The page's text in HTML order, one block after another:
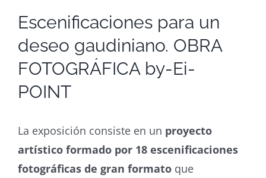
Escenificaciones para un
deseo gaudiniano. OBRA
FOTOGRÁFICA by-Ei-
POINT
La exposición consiste en un proyecto
artístico formado por 18 escenificaciones
fotográficas de gran formatoque